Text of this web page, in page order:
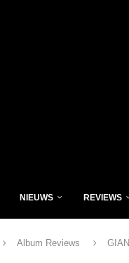
NIEUWS REVIEWS
Album Reviews